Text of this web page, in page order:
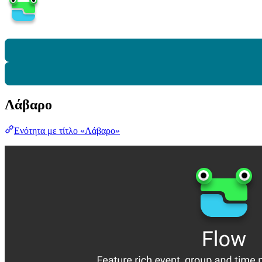
Λάβαρο
Ενότητα με τίτλο «Λάβαρο»